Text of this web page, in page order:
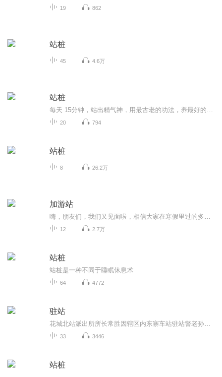
19 862
站桩
45 4.6万
站桩
20 794
站桩
8 26.2万
加游站
12 2.7万
站桩
站桩是一种不同于睡眠休息术
64 4772
驻站
33 3446
站桩